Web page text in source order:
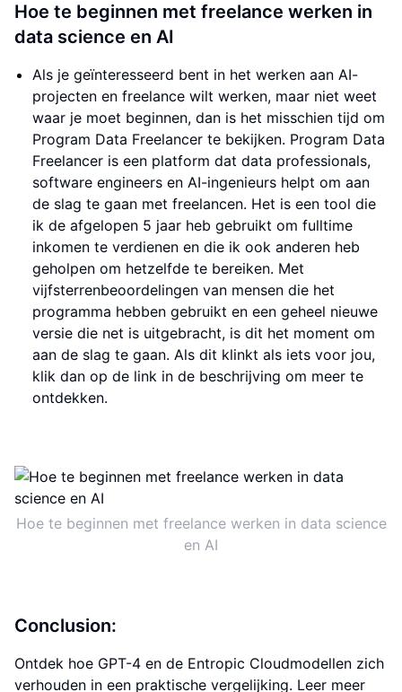
Hoe te beginnen met freelance werken in
data science en AI
Als je geïnteresseerd bent in het werken aan AI-
projecten en freelance wilt werken, maar niet weet
waar je moet beginnen, dan is het misschien tijd om
Program Data Freelancer te bekijken. Program Data
Freelancer is een platform dat data professionals,
software engineers en AI-ingenieurs helpt om aan
de slag te gaan met freelancen. Het is een tool die
ik de afgelopen 5 jaar heb gebruikt om fulltime
inkomen te verdienen en die ik ook anderen heb
geholpen om hetzelfde te bereiken. Met
vijfsterrenbeoordelingen van mensen die het
programma hebben gebruikt en een geheel nieuwe
versie die net is uitgebracht, is dit het moment om
aan de slag te gaan. Als dit klinkt als iets voor jou,
klik dan op de link in de beschrijving om meer te
ontdekken.
Hoe te beginnen met freelance werken in data science
en AI
Conclusion:
Ontdek hoe GPT-4 en de Entropic Cloudmodellen zich
verhouden in een praktische vergelijking. Leer meer